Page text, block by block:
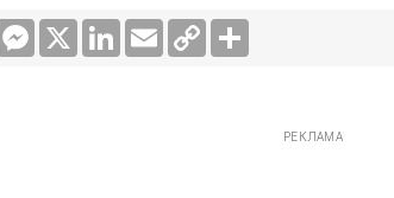
FacebookMessenger LinkedInEmail
Copy
Link
РЕКЛАМА